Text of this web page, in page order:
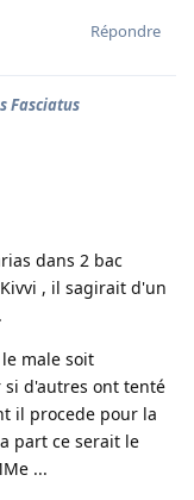
Répondre
Fasciatus
dans 2 bac
, il sagirait d'un
male soit
d'autres ont tenté
il procede pour la
part ce serait le
...